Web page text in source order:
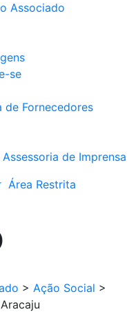
Associado
se
de Fornecedores
Assessoria de Imprensa
Área Restrita
> Ação Social >